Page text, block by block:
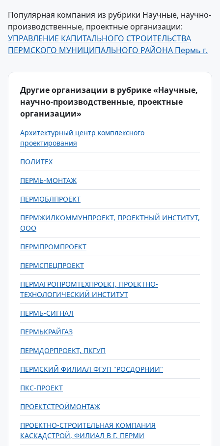
Популярная компания из рубрики Научные, научно-
производственные, проектные организации:
УПРАВЛЕНИЕ КАПИТАЛЬНОГО СТРОИТЕЛЬСТВА
ПЕРМСКОГО МУНИЦИПАЛЬНОГО РАЙОНА Пермь г.
Другие организации в рубрике «Научные,
научно-производственные, проектные
организации»
Архитектурный центр комплексного
проектирования
ПОЛИТЕХ
ПЕРМЬ-МОНТАЖ
ПЕРМОБЛПРОЕКТ
ПЕРМЖИЛКОММУНПРОЕКТ, ПРОЕКТНЫЙ ИНСТИТУТ,
ООО
ПЕРМПРОМПРОЕКТ
ПЕРМСПЕЦПРОЕКТ
ПЕРМАГРОПРОМТЕХПРОЕКТ, ПРОЕКТНО-
ТЕХНОЛОГИЧЕСКИЙ ИНСТИТУТ
ПЕРМЬ-СИГНАЛ
ПЕРМЬКРАЙГАЗ
ПЕРМДОРПРОЕКТ, ПКГУП
ПЕРМСКИЙ ФИЛИАЛ ФГУП "РОСДОРНИИ"
ПКС-ПРОЕКТ
ПРОЕКТСТРОЙМОНТАЖ
ПРОЕКТНО-СТРОИТЕЛЬНАЯ КОМПАНИЯ
КАСКАДСТРОЙ, ФИЛИАЛ В Г. ПЕРМИ